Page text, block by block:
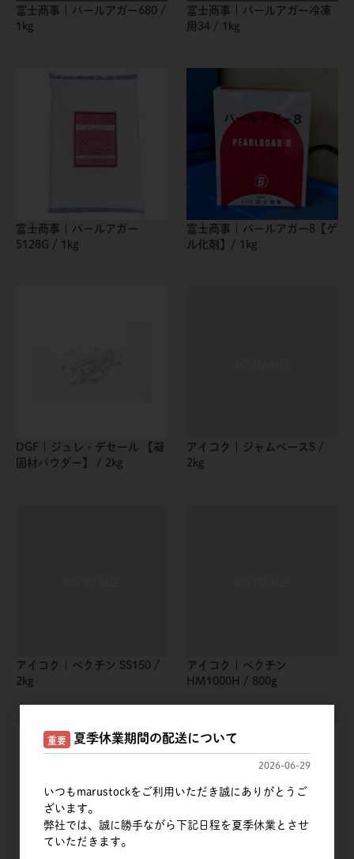
富士商事 | パールアガー680 /
1kg
富士商事 | パールアガー冷凍
用34 / 1kg
富士商事 | パールアガー
5128G / 1kg
富士商事 | パールアガー8【ゲ
ル化剤】/ 1kg
DGF | ジュレ・デセール 【凝
固材パウダー】 / 2kg
アイコク | ジャムベースS /
2kg
アイコク | ペクチン SS150 /
2kg
アイコク | ペクチン
HM1000H / 800g
重要 夏季休業期間の配送について
2026-06-29
いつもmarustockをご利用いただき誠にありがとうご
ざいます。
弊社では、誠に勝手ながら下記日程を夏季休業とさせ
ていただきます。